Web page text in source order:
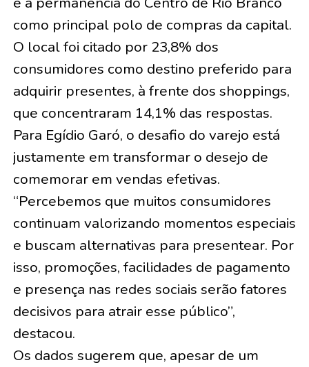
como principal polo de compras da capital.
O local foi citado por 23,8% dos
consumidores como destino preferido para
adquirir presentes, à frente dos shoppings,
que concentraram 14,1% das respostas.
Para Egídio Garó, o desafio do varejo está
justamente em transformar o desejo de
comemorar em vendas efetivas.
“Percebemos que muitos consumidores
continuam valorizando momentos especiais
e buscam alternativas para presentear. Por
isso, promoções, facilidades de pagamento
e presença nas redes sociais serão fatores
decisivos para atrair esse público”,
destacou.
Os dados sugerem que, apesar de um